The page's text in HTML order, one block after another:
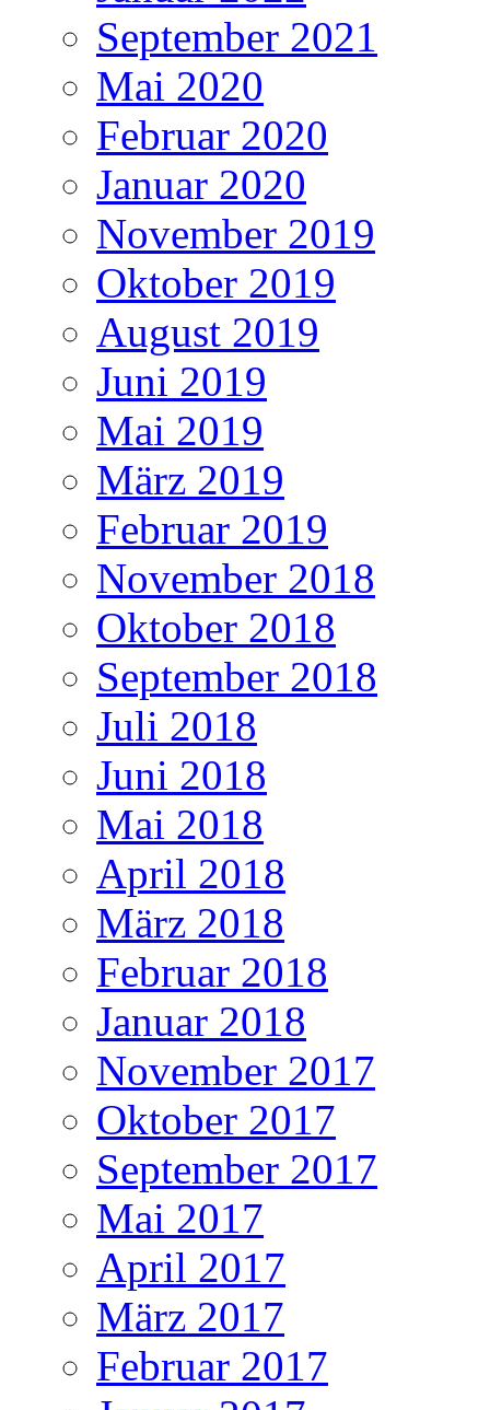
September 2021
Mai 2020
Februar 2020
Januar 2020
November 2019
Oktober 2019
August 2019
Juni 2019
Mai 2019
März 2019
Februar 2019
November 2018
Oktober 2018
September 2018
Juli 2018
Juni 2018
Mai 2018
April 2018
März 2018
Februar 2018
Januar 2018
November 2017
Oktober 2017
September 2017
Mai 2017
April 2017
März 2017
Februar 2017